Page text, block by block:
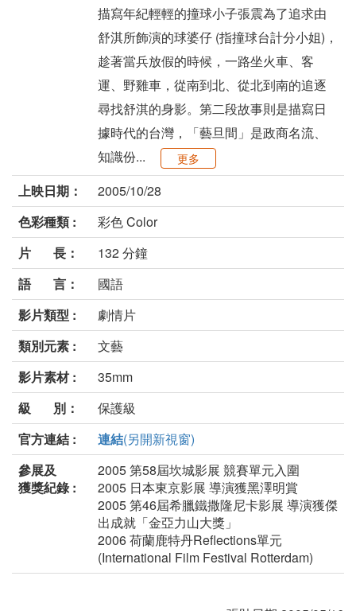
描寫年紀輕輕的撞球小子張震為了追求由
舒淇所飾演的球婆仔 (指撞球台計分小姐)，
趁著當兵放假的時候，一路坐火車、客
運、野雞車，從南到北、從北到南的追逐
尋找舒淇的身影。第二段故事則是描寫日
據時代的台灣，「藝旦間」是政商名流、
知識份...
更多
上映日期：
2005/10/28
色彩種類 :
彩色 Color
片 長：
132 分鐘
語 言：
國語
影片類型 :
劇情片
類別元素 :
文藝
影片素材 :
35mm
級 別：
保護級
官方連結 :
連結(另開新視窗)
參展及
獲獎紀錄 :
2005 第58屆坎城影展 競賽單元入圍
2005 日本東京影展 導演獲黑澤明賞
2005 第46屆希臘鐵撒隆尼卡影展 導演獲傑
出成就「金亞力山大獎」
2006 荷蘭鹿特丹Reflections單元
(International Film Festival Rotterdam)